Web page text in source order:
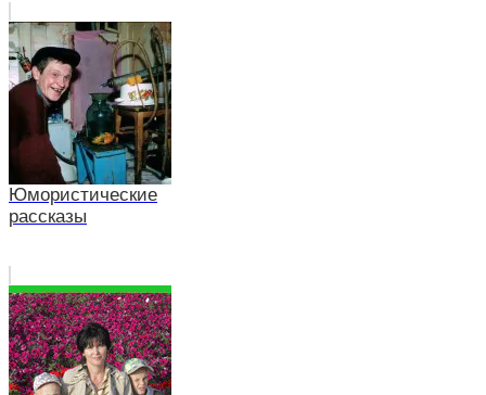
Юмористические
рассказы